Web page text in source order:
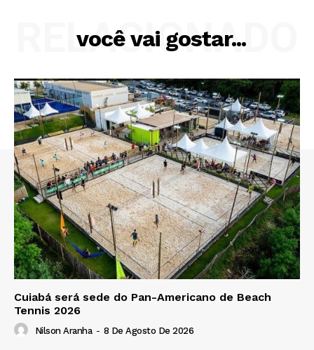
você vai gostar...
RELACIONADO
Cuiabá será sede do Pan-Americano de Beach
Tennis 2026
Nilson Aranha - 8 De Agosto De 2026